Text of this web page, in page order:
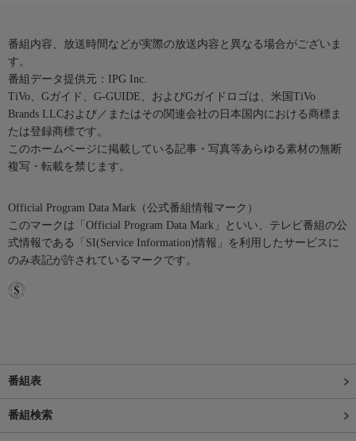
番組内容、放送時間などが実際の放送内容と異なる場合がございま
す。
番組データ提供元：IPG Inc.
TiVo、Gガイド、G-GUIDE、およびGガイドロゴは、米国TiVo
Brands LLCおよび／またはその関連会社の日本国内における商標ま
たは登録商標です。
このホームページに掲載している記事・写真等あらゆる素材の無断
複写・転載を禁じます。
Official Program Data Mark（公式番組情報マーク）
このマークは「Official Program Data Mark」といい、テレビ番組の公
式情報である「SI(Service Information)情報」を利用したサービスに
のみ表記が許されているマークです。
番組表
番組検索